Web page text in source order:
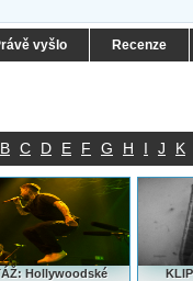
vyšlo Recenze
B C D E F G H I J K
Hollywoodské